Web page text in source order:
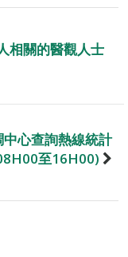
相關的醫觀人士
心查詢熱線統計
至16H00)